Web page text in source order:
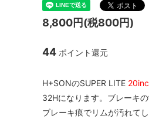
ハブ：トラック / 固定ギア
シートポスト
ツール / ケミカル
Paul Component
ENVE Composites
Brooks
8,800円(税800円)
44 ポイント還元
H+SONのSUPER LITE
32Hになります。ブレーキ
ブレーキ痕でリムが汚れて